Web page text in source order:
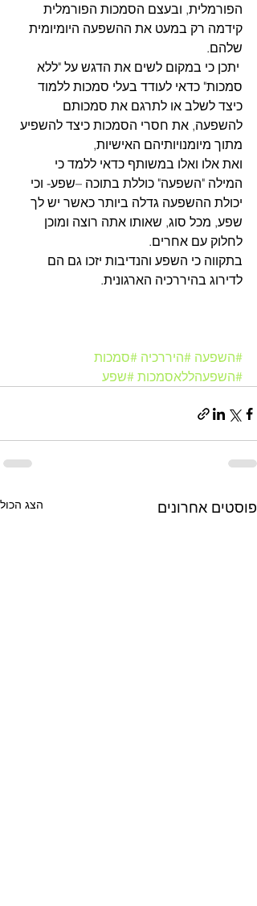
הפורמלית, ובעצם הסמכות הפורמלית
קידמה רק במעט את ההשפעה היומיומית
שלהם.
יתכן כי במקום לשים את הדגש על "ללא
סמכות" כדאי לעודד בעלי סמכות ללמוד
כיצד לשלב או לתרגם את סמכותם
להשפעה, את חסרי הסמכות כיצד להשפיע
מתוך מיומנויותיהם האישיות,
ואת אלו ואלו במשותף כדאי ללמד כי
המילה "השפעה" כוללת בתוכה –שפע- וכי
יכולת ההשפעה גדלה ביותר כאשר יש לך
שפע, מכל סוג, שאותו אתה רוצה ומוכן
לחלוק עם אחרים.
בתקווה כי השפע והנדיבות יזכו גם הם
לדירוג בהיררכיה הארגונית.
#השפעה #היררכיה #סמכות
#השפעהללאסמכות #שפע
פוסטים אחרונים הצג הכול